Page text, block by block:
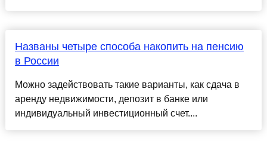
Названы четыре способа накопить на пенсию
в России
Можно задействовать такие варианты, как сдача в
аренду недвижимости, депозит в банке или
индивидуальный инвестиционный счет....